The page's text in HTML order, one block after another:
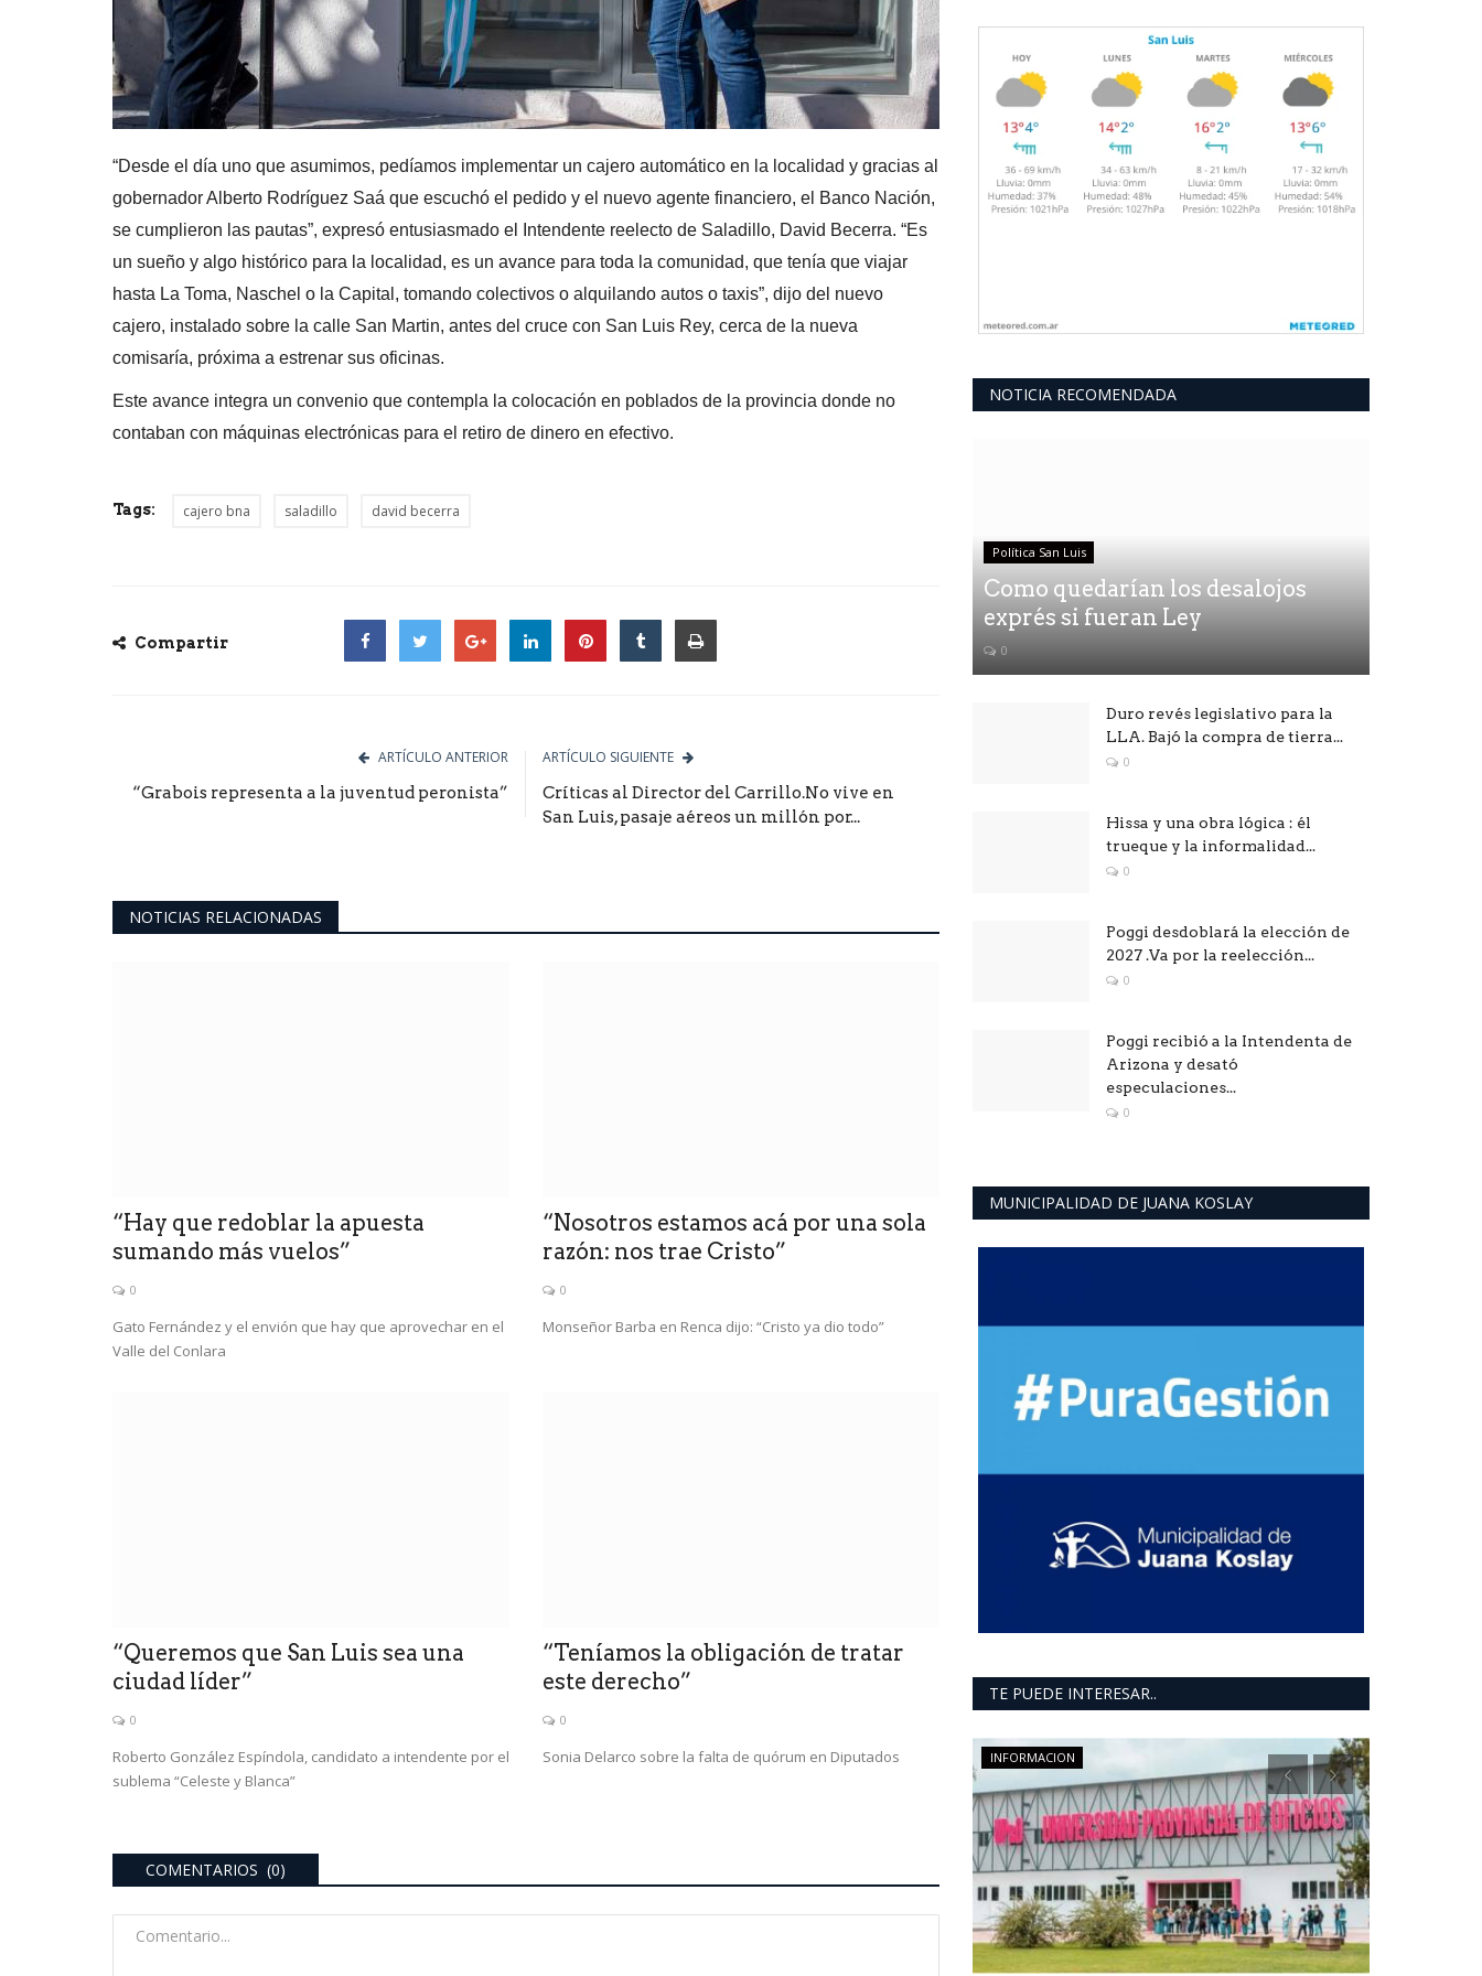
“Desde el día uno que asumimos, pedíamos implementar un cajero automático en la localidad y gracias al
gobernador Alberto Rodríguez Saá que escuchó el pedido y el nuevo agente financiero, el Banco Nación,
se cumplieron las pautas”, expresó entusiasmado el Intendente reelecto de Saladillo, David Becerra. “Es
un sueño y algo histórico para la localidad, es un avance para toda la comunidad, que tenía que viajar
hasta La Toma, Naschel o la Capital, tomando colectivos o alquilando autos o taxis”, dijo del nuevo
cajero, instalado sobre la calle San Martin, antes del cruce con San Luis Rey, cerca de la nueva
comisaría, próxima a estrenar sus oficinas.
Este avance integra un convenio que contempla la colocación en poblados de la provincia donde no
contaban con máquinas electrónicas para el retiro de dinero en efectivo.
Tags: cajero bna saladillo david becerra
Compartir
ARTÍCULO ANTERIOR
“Grabois representa a la juventud peronista”
ARTÍCULO SIGUIENTE
Críticas al Director del Carrillo.No vive en
San Luis, pasaje aéreos un millón por...
NOTICIAS RELACIONADAS
“Hay que redoblar la apuesta
sumando más vuelos”
0
Gato Fernández y el envión que hay que aprovechar en el
Valle del Conlara
“Nosotros estamos acá por una sola
razón: nos trae Cristo”
0
Monseñor Barba en Renca dijo: “Cristo ya dio todo”
“Queremos que San Luis sea una
ciudad líder”
0
Roberto González Espíndola, candidato a intendente por el
sublema “Celeste y Blanca”
“Teníamos la obligación de tratar
este derecho”
0
Sonia Delarco sobre la falta de quórum en Diputados
COMENTARIOS (0)
NOTICIA RECOMENDADA
Política San Luis
Como quedarían los desalojos
exprés si fueran Ley
0
Duro revés legislativo para la
LLA. Bajó la compra de tierra...
0
Hissa y una obra lógica : él
trueque y la informalidad...
0
Poggi desdoblará la elección de
2027 .Va por la reelección...
0
Poggi recibió a la Intendenta de
Arizona y desató
especulaciones...
0
MUNICIPALIDAD DE JUANA KOSLAY
TE PUEDE INTERESAR..
deportes Mundo INFORMACION